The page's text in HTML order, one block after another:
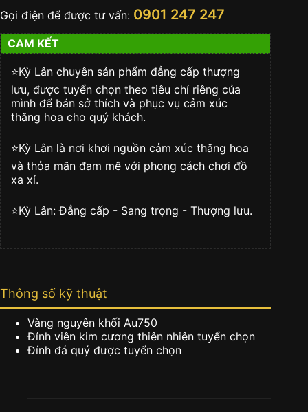
Au750
đính
kim
cương
và
sapphire
vàng
số
lượng
Gọi điện để được tư vấn: 0901 247 247
CAM KẾT
⭐️Kỳ Lân chuyên sản phẩm đẳng cấp thượng
lưu, được tuyển chọn theo tiêu chí riêng của
mình để bán sở thích và phục vụ cảm xúc
thăng hoa cho quý khách.
⭐️Kỳ Lân là nơi khơi nguồn cảm xúc thăng hoa
và thỏa mãn đam mê với phong cách chơi đồ
xa xỉ.
⭐️Kỳ Lân: Đẳng cấp - Sang trọng - Thượng lưu.
Thông số kỹ thuật
Vàng nguyên khối Au750
Đính viên kim cương thiên nhiên tuyển chọn
Đính đá quý được tuyển chọn